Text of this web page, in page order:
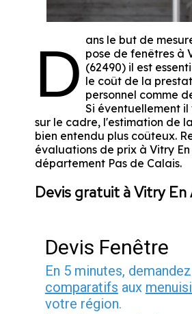
D ans le but de
pose de fenêtres à
(62490) il est
le coût de la
personnel comme
Si éventuellement
sur le cadre, l'estimation de
bien entendu plus coûteux.
évaluations de prix à Vitry
département Pas de Calais.
Devis gratuit à Vitry En
Devis Fenêtre
En 5 minutes, demandez
comparatifs aux
votre région.